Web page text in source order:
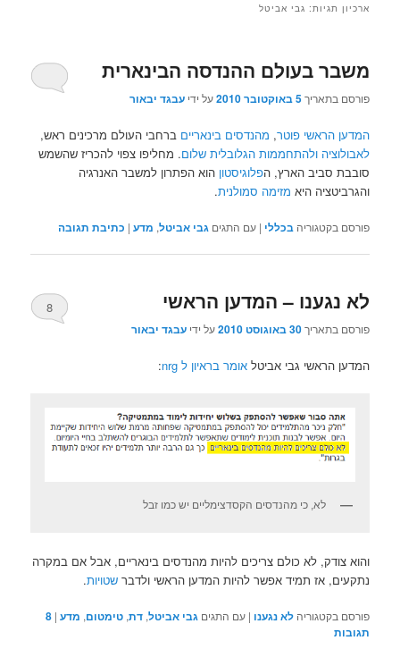
ארכיון תגיות: גבי אביטל
משבר בעולם ההנדסה הבינארית
פורסם בתאריך5 באוקטובר 2010 על ידיעבגד יבאור
המדען הראשי פוטר, מהנדסים בינאריים ברחבי העולם מרכינים ראש,
לאבולוציה ולהתחממות הגלובלית שלום. מחליפו צפוי להכריז שהשמש
סובבת סביב הארץ, הפלוגיסטון הוא הפתרון למשבר האנרגיה
והגרביטציה היא מזימה סמולנית.
פורסם בקטגוריה בכללי |עם התגים גבי אביטל, מדע | כתיבת תגובה
לא נגענו – המדען הראשי
פורסם בתאריך30 באוגוסט 2010 על ידיעבגד יבאור
8
המדען הראשי גבי אביטלאומר בראיון ל nrg :
לא, כי מהנדסים הקסדצימליים יש כמו זבל
והוא צודק, לא כולם צריכים להיות מהנדסים בינאריים, אבל אם במקרה
נתקעים, אז תמיד אפשר להיות המדען הראשי ולדברשטויות.
פורסם בקטגוריה לא נגענו |עם התגים גבי אביטל,דת,טימטום, מדע |
8
תגובות